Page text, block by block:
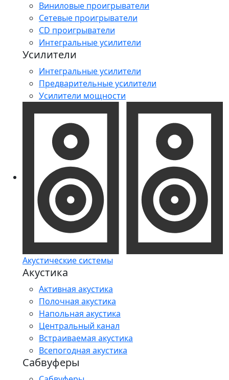
Виниловые проигрыватели
Сетевые проигрыватели
CD проигрыватели
Интегральные усилители
Усилители
Интегральные усилители
Предварительные усилители
Усилители мощности
Акустические системы
Акустика
Активная акустика
Полочная акустика
Напольная акустика
Центральный канал
Встраиваемая акустика
Всепогодная акустика
Сабвуферы